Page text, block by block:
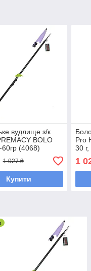
вудлище з/к
BOLO
(4068)
1 027 ₴
Купити
Pro
30
1